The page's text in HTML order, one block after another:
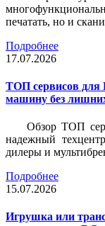
печатать, но и
Подробнее
17.07.2026
ТОП сервисов для
машину без
Обзор ТОП
надежный
дилеры и
Подробнее
15.07.2026
Игрушка или